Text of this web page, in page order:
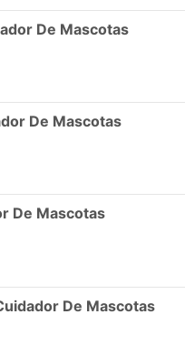
De Mascotas
De Mascotas
De Mascotas
De Mascotas